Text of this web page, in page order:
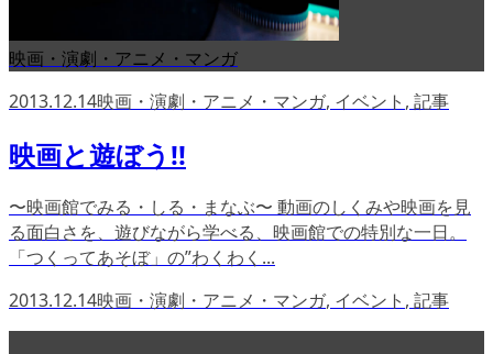
映画・演劇・アニメ・マンガ
2013.12.14映画・演劇・アニメ・マンガ, イベント , 記事
映画と遊ぼう!!
〜映画館でみる・しる・まなぶ〜 動画のしくみや映画を見
る面白さを、遊びながら学べる、映画館での特別な一日。
「つくってあそぼ」の”わくわく...
2013.12.14映画・演劇・アニメ・マンガ, イベント , 記事